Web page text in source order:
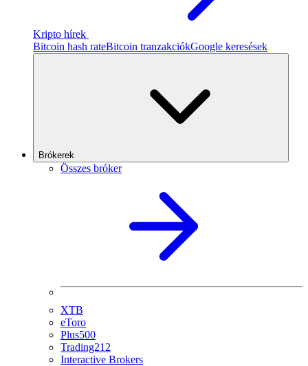
Kripto hírek
Bitcoin hash rateBitcoin tranzakciókGoogle keresések
Brókerek
Összes bróker
XTB
eToro
Plus500
Trading212
Interactive Brokers